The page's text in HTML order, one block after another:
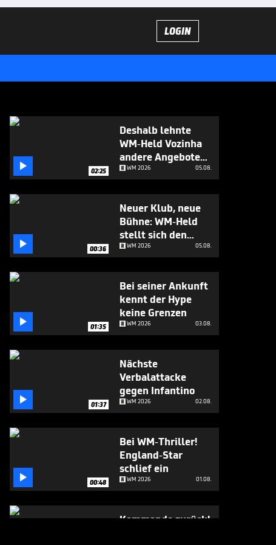
LOGIN
 02:25
Deshalb lehnte
WM-Held Vozinha
andere Angebote
abWM 2026 05.08.
 00:36
Neuer Klub, neue
Bühne: WM-Held
stellt sich den
Fragen
WM 2026 05.08.
 01:35
Bei seiner Ankunft
kennt der Hype
keine Grenzen
WM 2026 03.08.
 01:37
Nächste
Verbalattacke
gegen Infantino
WM 2026 02.08.
 00:48
Bei WM-Thriller!
England-Star
schlief ein
WM 2026 01.08.
Kommando zurück!